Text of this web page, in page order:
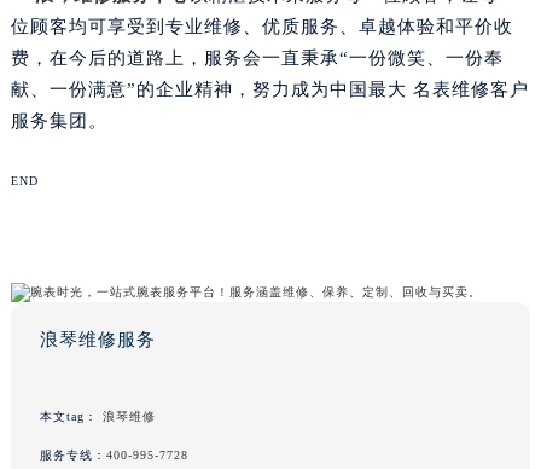
位顾客均可享受到专业维修、优质服务、卓越体验和平价收
费，在今后的道路上，服务会一直秉承“一份微笑、一份奉
献、一份满意”的企业精神，努力成为中国最大 名表维修客户
服务集团。
END
浪琴维修服务
本文tag： 浪琴维修
服务专线： 400-995-7728